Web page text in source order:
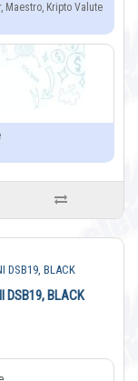
Maestro, Kripto Valute
DSB19, BLACK